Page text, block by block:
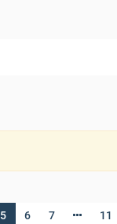
5 6 7 11